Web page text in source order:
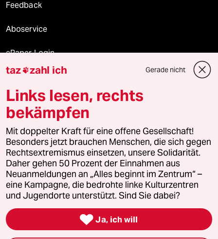
Feedback
Aboservice
ePaper Login
Downloads für Abonnierende
© 2026 taz Verlags und Vertriebs GmbH
Alle Rechte vorbehalten. Bei rechtlichen Fragen oder für Genehmigungen
wenden Sie sich bitte an lizenzen@taz.de
Feedback Redaktionsstatut Kommune-Richtlinien
Leitlinie Informant Datenschutz Impressum AGB
Seitenwende Einwilligungen widerrufen (Ads)
taz zahl ich Gerade nicht
Links lesen, rechts
bekämpfen
Mit doppelter Kraft für eine offene Gesellschaft!
Besonders jetzt brauchen Menschen, die sich gegen
Rechtsextremismus einsetzen, unsere Solidarität.
Daher gehen 50 Prozent der Einnahmen aus
Neuanmeldungen an „Alles beginnt im Zentrum“ –
eine Kampagne, die bedrohte linke Kulturzentren
und Jugendorte unterstützt. Sind Sie dabei?
 Ja, ich will